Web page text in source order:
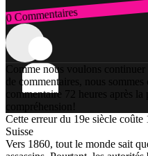
0 Commentaires
Connexion
Comme nous voulons continuer
de commentaires, nous
commentaire 72 heures après
compréhension!
Cette erreur du 19e siècle
Suisse
Vers 1860, tout le monde sait